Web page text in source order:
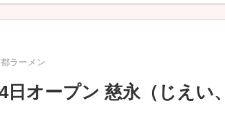
ラーメン
日オープン 慈永（じえい